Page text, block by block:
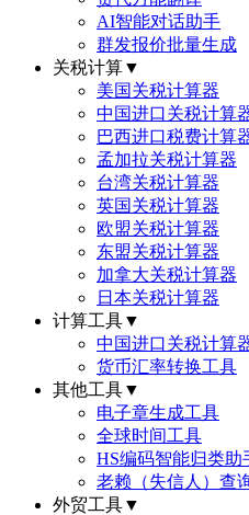
AI智能对话助手
群发报价批量生成
关税计算▼
美国关税计算器
中国进口关税计算
巴西进口税费计算
孟加拉关税计算器
台湾关税计算器
英国关税计算器
欧盟关税计算器
东盟关税计算器
加拿大关税计算器
日本关税计算器
计算工具▼
中国进口关税计算
货币汇率转换工具
其他工具▼
电子章生成工具
全球时间工具
HS编码智能归类助
老赖（失信人）查
外贸工具▼